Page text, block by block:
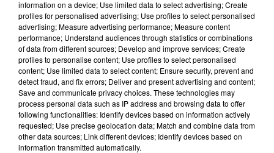
FIL D'ACTUS
information on a device; Use limited data to select advertising; Create
profiles for personalised advertising; Use profiles to select personalised
advertising; Measure advertising performance; Measure content
performance; Understand audiences through statistics or combinations
of data from different sources; Develop and improve services; Create
profiles to personalise content; Use profiles to select personalised
content; Use limited data to select content; Ensure security, prevent and
detect fraud, and fix errors; Deliver and present advertising and content;
Save and communicate privacy choices. These technologies may
process personal data such as IP address and browsing data to offer
following functionalities: Identify devices based on information actively
requested; Use precise geolocation data; Match and combine data from
other data sources; Link different devices; Identify devices based on
information transmitted automatically.